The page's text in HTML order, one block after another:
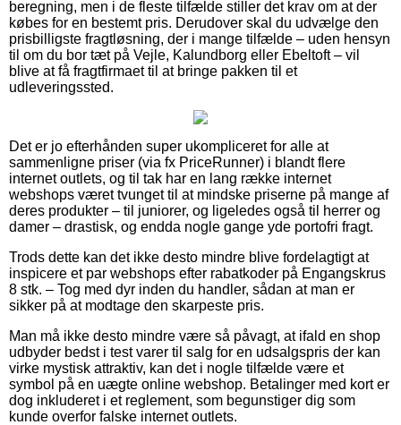
beregning, men i de fleste tilfælde stiller det krav om at der
købes for en bestemt pris. Derudover skal du udvælge den
prisbilligste fragtløsning, der i mange tilfælde – uden hensyn
til om du bor tæt på Vejle, Kalundborg eller Ebeltoft – vil
blive at få fragtfirmaet til at bringe pakken til et
udleveringssted.
Det er jo efterhånden super ukompliceret for alle at
sammenligne priser (via fx PriceRunner) i blandt flere
internet outlets, og til tak har en lang række internet
webshops været tvunget til at mindske priserne på mange af
deres produkter – til juniorer, og ligeledes også til herrer og
damer – drastisk, og endda nogle gange yde portofri fragt.
Trods dette kan det ikke desto mindre blive fordelagtigt at
inspicere et par webshops efter rabatkoder på Engangskrus
8 stk. – Tog med dyr inden du handler, sådan at man er
sikker på at modtage den skarpeste pris.
Man må ikke desto mindre være så påvagt, at ifald en shop
udbyder bedst i test varer til salg for en udsalgspris der kan
virke mystisk attraktiv, kan det i nogle tilfælde være et
symbol på en uægte online webshop. Betalinger med kort er
dog inkluderet i et reglement, som begunstiger dig som
kunde overfor falske internet outlets.